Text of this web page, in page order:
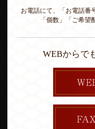
お電話にて、「お電話番
「個数」「ご希望
WEBからで